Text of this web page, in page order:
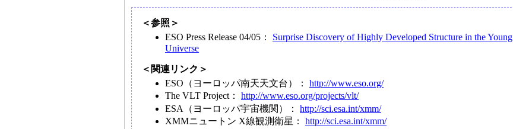
＜参照＞
ESO Press Release 04/05： Surprise Discovery of Highly Developed Structure in the Young
Universe
＜関連リンク＞
ESO（ヨーロッパ南天天文台）： http://www.eso.org/
The VLT Project： http://www.eso.org/projects/vlt/
ESA（ヨーロッパ宇宙機関）： http://sci.esa.int/xmm/
XMMニュートン X線観測衛星： http://sci.esa.int/xmm/